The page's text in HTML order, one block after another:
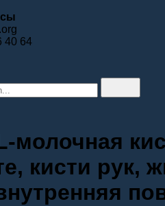
40 64
молочная
кисти рук,